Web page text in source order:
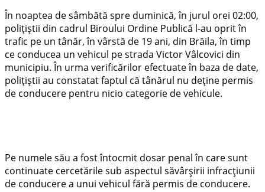
În noaptea de sâmbătă spre duminică, în jurul orei 02:00,
polițiștii din cadrul Biroului Ordine Publică l-au oprit în
trafic pe un tânăr, în vârstă de 19 ani, din Brăila, în timp
ce conducea un vehicul pe strada Victor Vâlcovici din
municipiu. În urma verificărilor efectuate în baza de date,
polițiștii au constatat faptul că tânărul nu deține permis
de conducere pentru nicio categorie de vehicule.
Pe numele său a fost întocmit dosar penal în care sunt
continuate cercetările sub aspectul săvârșirii infracțiunii
de conducere a unui vehicul fără permis de conducere.